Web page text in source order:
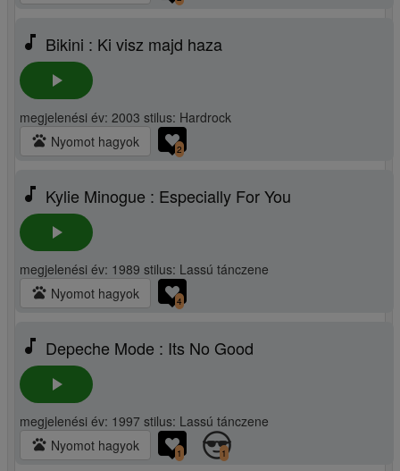
music_note Bikini : Ki visz majd haza
play_arrow
megjelenési év: 2003 stilus: Hardrock
pets Nyomot hagyok 2
music_note Kylie Minogue : Especially For You
play_arrow
megjelenési év: 1989 stilus: Lassú tánczene
pets Nyomot hagyok 4
music_note Depeche Mode : Its No Good
play_arrow
megjelenési év: 1997 stilus: Lassú tánczene
pets Nyomot hagyok 1 1